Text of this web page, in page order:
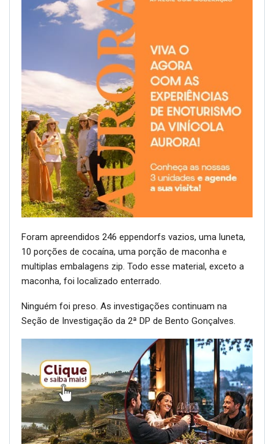
Foram apreendidos 246 eppendorfs vazios, uma luneta,
10 porções de cocaína, uma porção de maconha e
multiplas embalagens zip. Todo esse material, exceto a
maconha, foi localizado enterrado.
Ninguém foi preso. As investigações continuam na
Seção de Investigação da 2ª DP de Bento Gonçalves.